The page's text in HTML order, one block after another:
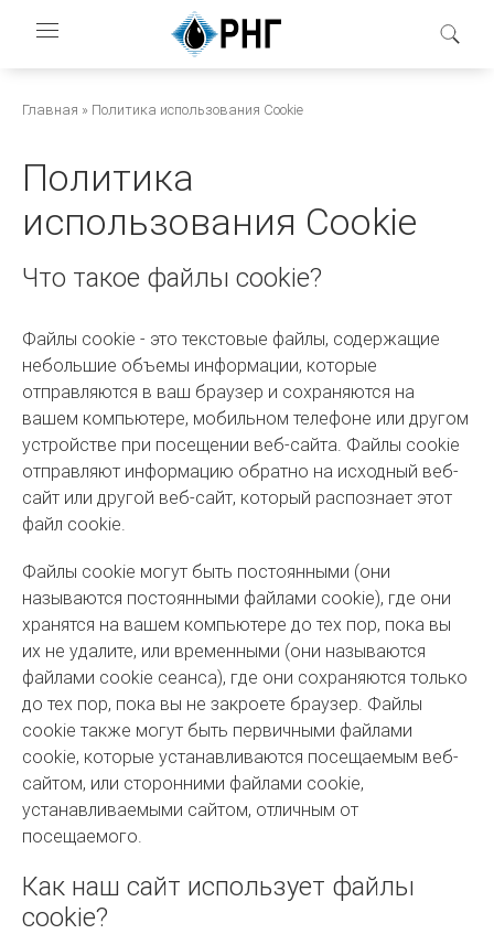
основному
Строка
навигации
Главная Политика использования Cookie
Политика
использования Cookie
Что такое файлы cookie?
Файлы cookie - это текстовые файлы, содержащие
небольшие объемы информации, которые
отправляются в ваш браузер и сохраняются на
вашем компьютере, мобильном телефоне или другом
устройстве при посещении веб-сайта. Файлы cookie
отправляют информацию обратно на исходный веб-
сайт или другой веб-сайт, который распознает этот
файл cookie.
Файлы cookie могут быть постоянными (они
называются постоянными файлами cookie), где они
хранятся на вашем компьютере до тех пор, пока вы
их не удалите, или временными (они называются
файлами cookie сеанса), где они сохраняются только
до тех пор, пока вы не закроете браузер. Файлы
cookie также могут быть первичными файлами
cookie, которые устанавливаются посещаемым веб-
сайтом, или сторонними файлами cookie,
устанавливаемыми сайтом, отличным от
посещаемого.
Как наш сайт использует файлы
cookie?